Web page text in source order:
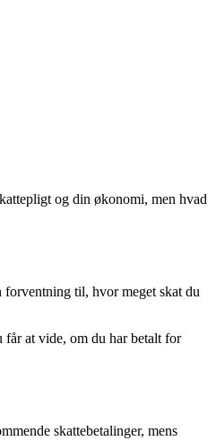
og din økonomi, men hvad
forventning til, hvor meget skat du
får at vide, om du har betalt for
skattebetalinger, mens